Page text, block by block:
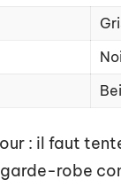
: il faut
robe